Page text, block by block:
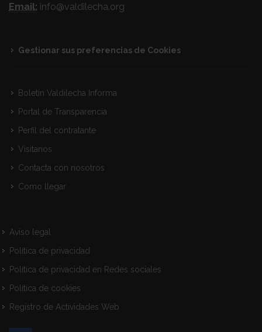
Email: info@valdilecha.org
Gestionar sus preferencias de Cookies
Boletín Valdilecha Informa
Portal de Transparencia
Perfil del contratante
Visitanos
Contacta con nosotros
Como llegar
Aviso legal
Política de privacidad
Política de privacidad en Redes sociales
Política de cookies
Registro de Actividades Web